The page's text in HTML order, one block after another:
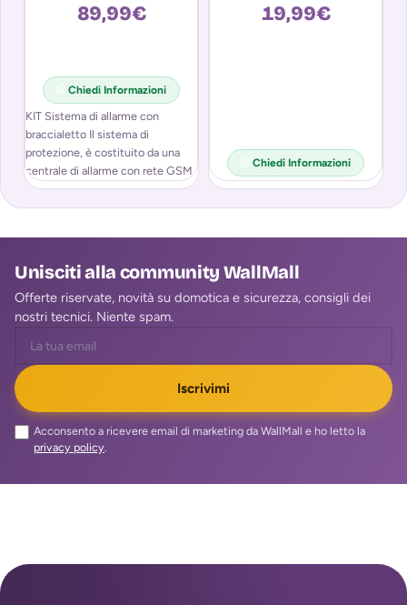
89,99€
Chiedi Informazioni
KIT Sistema di allarme con
braccialetto Il sistema di
protezione, è costituito da una
centrale di allarme con rete GSM
19,99€
Chiedi Informazioni
Unisciti alla community WallMall
Offerte riservate, novità su domotica e sicurezza, consigli dei
nostri tecnici. Niente spam.
Iscrivimi
Acconsento a ricevere email di marketing da WallMall e ho letto la
privacy policy.